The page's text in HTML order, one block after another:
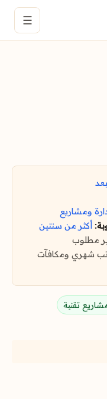
☰
ومشاريع
أكثر من سنتين
مطلوب
شهري ومكافآت
تقنية